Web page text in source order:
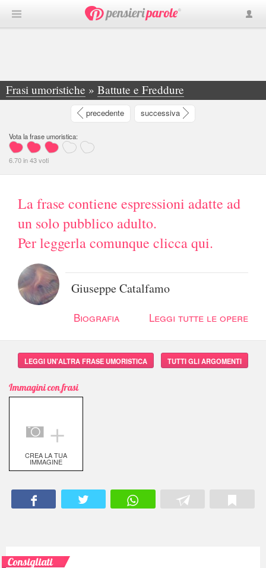
Frasi umoristiche » Battute e Freddure
»Non c'è 2 senza 3... Sì, sì, dillo al mio pene. - Giuseppe Catalfamo
precedente successiva
Vota la frase umoristica:
6.70in43voti
La frase contiene espressioni adatte ad
un solo pubblico adulto.
Per leggerla comunque clicca qui.
Giuseppe Catalfamo
Biografia Leggi tutte le opere
LEGGI UN'ALTRA FRASE UMORISTICA TUTTI GLI ARGOMENTI
Immagini con frasi
＋
CREA LA TUA
IMMAGINE
Consigliati